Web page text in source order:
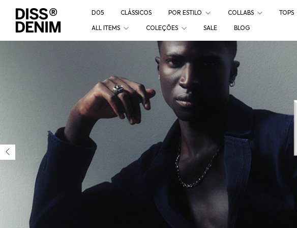
D05 CLÁSSICOS POR ESTILO COLLABS TOPS
ALL ITEMS
COLEÇÕES SALE BLOG